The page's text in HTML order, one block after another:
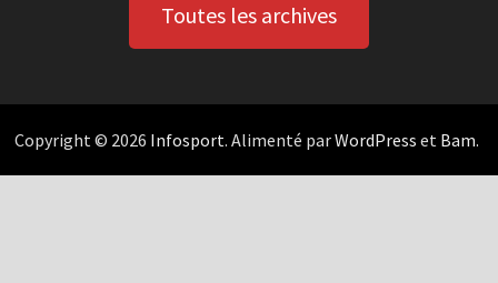
Toutes les archives
Copyright © 2026 Infosport. Alimenté parWordPress et Bam.